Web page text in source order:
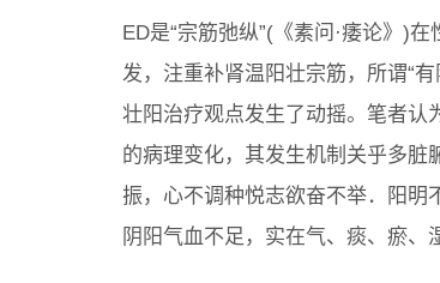
ED是“宗筋弛纵”(《素问·痿论》)
发，注重补肾温阳壮宗筋，所谓“
壮阳治疗观点发生了动摇。笔者认
的病理变化，其发生机制关乎多脏
振，心不调种悦志欲奋不举．阳明
阴阳气血不足，实在气、痰、瘀、